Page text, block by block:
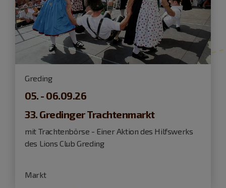
Greding
05. - 06.09.26
33. Gredinger Trachtenmarkt
mit Trachtenbörse - Einer Aktion des Hilfswerks
des Lions Club Greding
Markt